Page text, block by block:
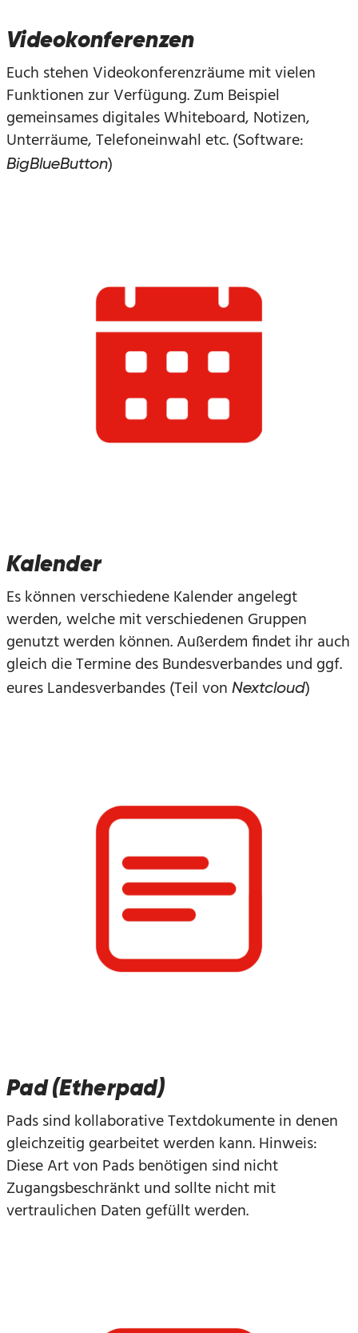
Videokonferenzen
Euch stehen Videokonferenzräume mit vielen
Funktionen zur Verfügung. Zum Beispiel
gemeinsames digitales Whiteboard, Notizen,
Unterräume, Telefoneinwahl etc. (Software:
BigBlueButton)
Kalender
Es können verschiedene Kalender angelegt
werden, welche mit verschiedenen Gruppen
genutzt werden können. Außerdem findet ihr auch
gleich die Termine des Bundesverbandes und ggf.
eures Landesverbandes (Teil von Nextcloud)
Pad (Etherpad)
Pads sind kollaborative Textdokumente in denen
gleichzeitig gearbeitet werden kann. Hinweis:
Diese Art von Pads benötigen sind nicht
Zugangsbeschränkt und sollte nicht mit
vertraulichen Daten gefüllt werden.